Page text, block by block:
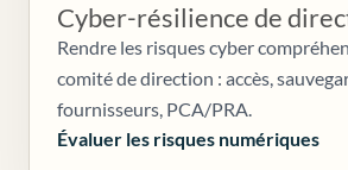
Cyber-résilience de
Rendre les risques cyber
comité de direction : accès,
fournisseurs, PCA/PRA.
Évaluer les risques numériques